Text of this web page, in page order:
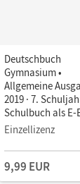
Deutschbuch
Gymnasium •
Allgemeine
2019 · 7.
Schulbuch als E-
Mit Medien
Einzellizenz
9,99 EUR